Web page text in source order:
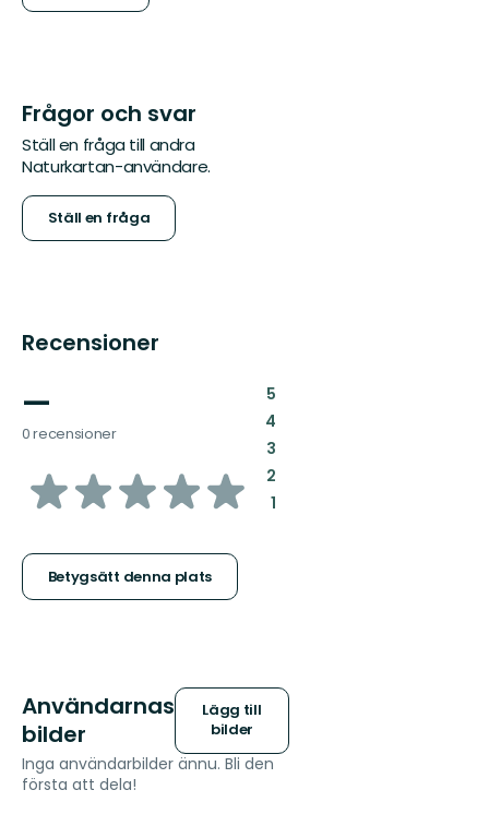
Frågor och svar
Ställ en fråga till andra
Naturkartan-användare.
Ställ en fråga
Recensioner
—
0 recensioner
av
stjärnor
Betygsätt denna plats
5:
4:
3:
2:
1:
Användarnas
bilder
Lägg till
bilder
Inga användarbilder ännu. Bli den
första att dela!